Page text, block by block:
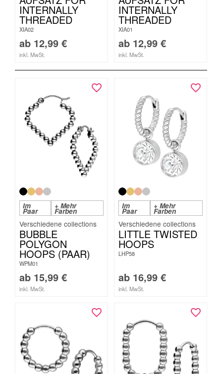
INTERNALLY
THREADED
XIA02
ab 12,99 €
inkl. MwSt.
INTERNALLY
THREADED
XIA01
ab 12,99 €
inkl. MwSt.
Im
Paar
+ Mehr
Farben
BUBBLE
POLYGON
HOOPS (PAAR)
WPM01
ab 15,99 €
inkl. MwSt.
Im
Paar
+ Mehr
Farben
LITTLE TWISTED
HOOPS
LHP58
ab 16,99 €
inkl. MwSt.